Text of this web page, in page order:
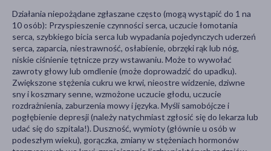
Działania niepożądane zgłaszane często (mogą wystąpić do 1 na
10 osób): Przyspieszenie czynności serca, uczucie łomotania
serca, szybkiego bicia serca lub wypadania pojedynczych uderzeń
serca, zaparcia, niestrawność, osłabienie, obrzęki rąk lub nóg,
niskie ciśnienie tętnicze przy wstawaniu. Może to wywołać
zawroty głowy lub omdlenie (może doprowadzić do upadku).
Zwiększone stężenia cukru we krwi, nieostre widzenie, dziwne
sny i koszmary senne, wzmożone uczucie głodu, uczucie
rozdrażnienia, zaburzenia mowy i języka. Myśli samobójcze i
pogłębienie depresji (należy natychmiast zgłosić się do lekarza lub
udać się do szpitala!). Duszność, wymioty (głównie u osób w
podeszłym wieku), gorączka, zmiany w stężeniach hormonów